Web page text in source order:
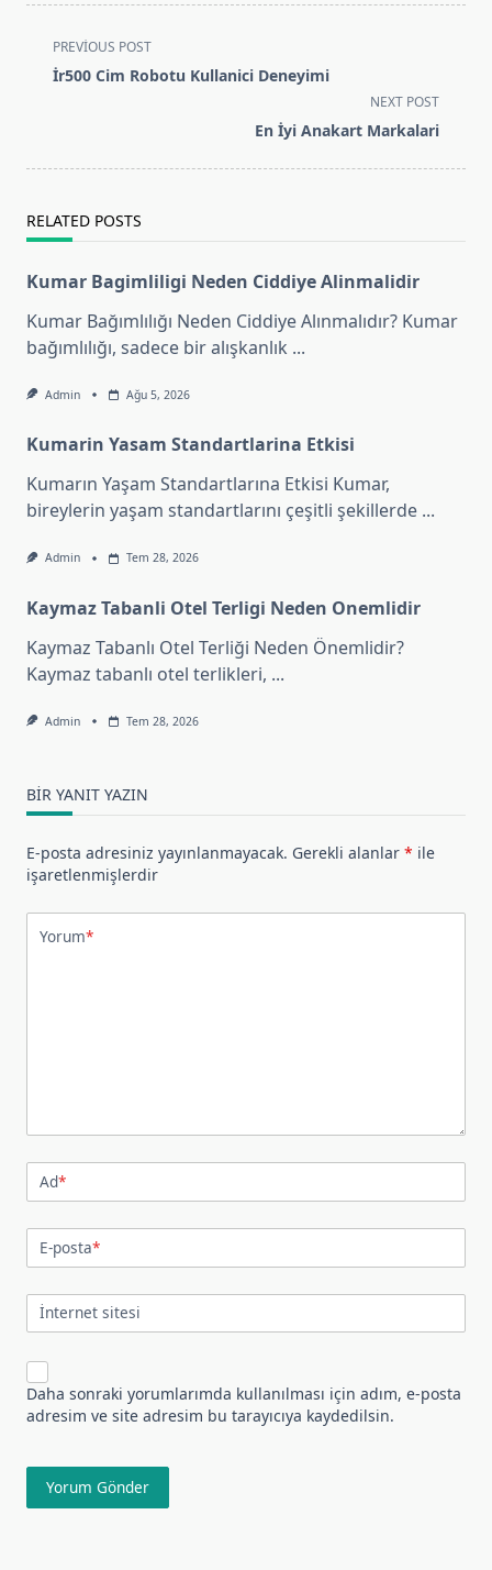
<span
class="nav-
text">Page</span>
PREVIOUS POST
İr500 Cim Robotu Kullanici Deneyimi
NEXT POST
En İyi Anakart Markalari
RELATED POSTS
Kumar Bagimliligi Neden Ciddiye Alinmalidir
Kumar Bağımlılığı Neden Ciddiye Alınmalıdır? Kumar
bağımlılığı, sadece bir alışkanlık ...
Admin Ağu 5, 2026
Kumarin Yasam Standartlarina Etkisi
Kumarın Yaşam Standartlarına Etkisi Kumar,
bireylerin yaşam standartlarını çeşitli şekillerde ...
Admin Tem 28, 2026
Kaymaz Tabanli Otel Terligi Neden Onemlidir
Kaymaz Tabanlı Otel Terliği Neden Önemlidir?
Kaymaz tabanlı otel terlikleri, ...
Admin Tem 28, 2026
BIR YANIT YAZIN
E-posta adresiniz yayınlanmayacak. Gerekli alanlar * ile
işaretlenmişlerdir
Yorum*
Ad*
E-posta*
İnternet sitesi
Daha sonraki yorumlarımda kullanılması için adım, e-posta
adresim ve site adresim bu tarayıcıya kaydedilsin.